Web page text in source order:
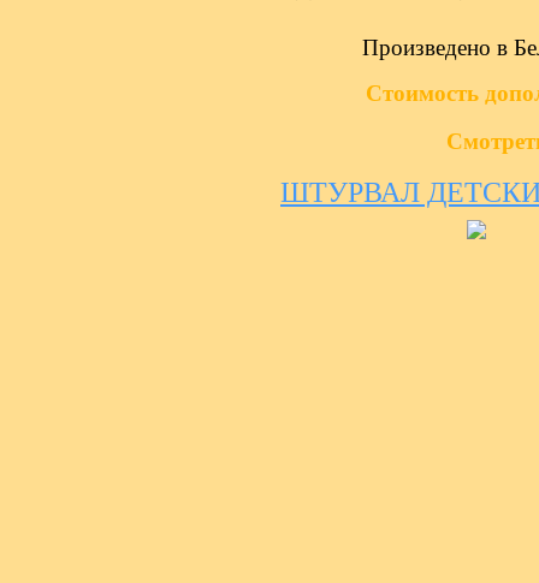
Произведено в
Стоимость
ШТУРВАЛ